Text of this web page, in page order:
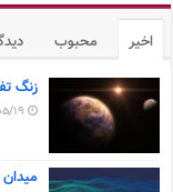
اخیر محبوب
زنگ
19